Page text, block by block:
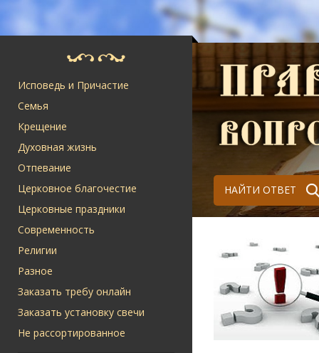
Исповедь и Причастие
Семья
Крещение
Духовная жизнь
Отпевание
Церковное благочестие
Церковные праздники
Современность
Религии
Разное
Заказать требу онлайн
Заказать установку свечи
Не рассортированное
НАЙТИ ОТВЕТ